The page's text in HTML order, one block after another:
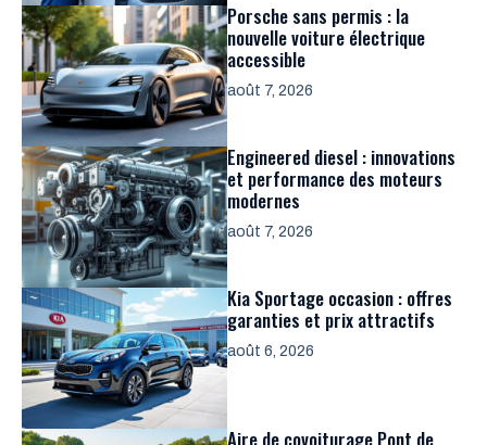
Porsche sans permis : la
nouvelle voiture électrique
accessible
août 7, 2026
Engineered diesel : innovations
et performance des moteurs
modernes
août 7, 2026
Kia Sportage occasion : offres
garanties et prix attractifs
août 6, 2026
Aire de covoiturage Pont de